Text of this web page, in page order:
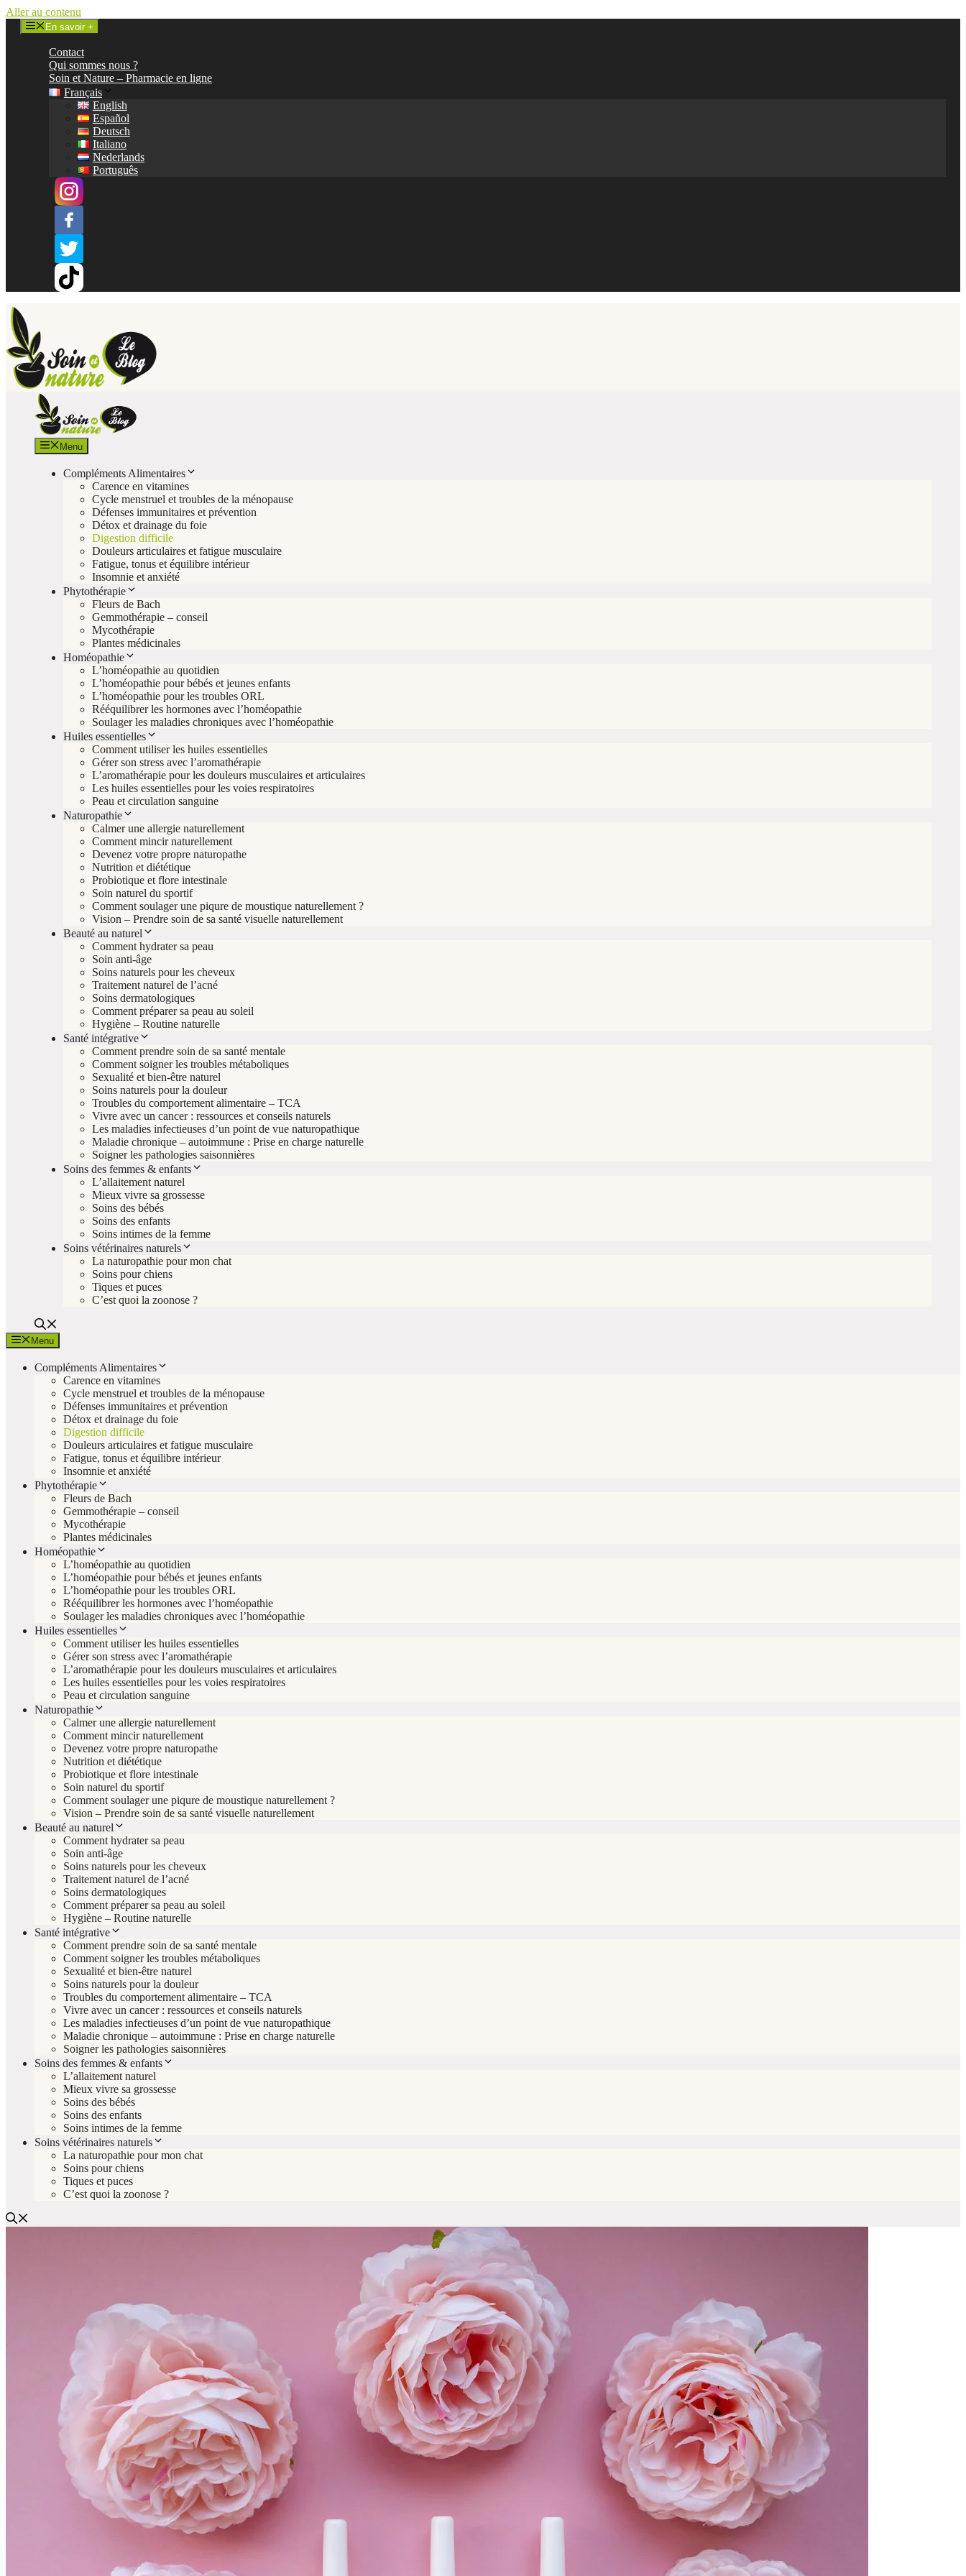
Aller au contenu
En savoir +
Contact
Qui sommes nous ?
Soin et Nature – Pharmacie en ligne
Français
English
Español
Deutsch
Italiano
Nederlands
Português
Menu
Compléments Alimentaires
Carence en vitamines
Cycle menstruel et troubles de la ménopause
Défenses immunitaires et prévention
Détox et drainage du foie
Digestion difficile
Douleurs articulaires et fatigue musculaire
Fatigue, tonus et équilibre intérieur
Insomnie et anxiété
Phytothérapie
Fleurs de Bach
Gemmothérapie – conseil
Mycothérapie
Plantes médicinales
Homéopathie
L’homéopathie au quotidien
L’homéopathie pour bébés et jeunes enfants
L’homéopathie pour les troubles ORL
Rééquilibrer les hormones avec l’homéopathie
Soulager les maladies chroniques avec l’homéopathie
Huiles essentielles
Comment utiliser les huiles essentielles
Gérer son stress avec l’aromathérapie
L’aromathérapie pour les douleurs musculaires et articulaires
Les huiles essentielles pour les voies respiratoires
Peau et circulation sanguine
Naturopathie
Calmer une allergie naturellement
Comment mincir naturellement
Devenez votre propre naturopathe
Nutrition et diététique
Probiotique et flore intestinale
Soin naturel du sportif
Comment soulager une piqure de moustique naturellement ?
Vision – Prendre soin de sa santé visuelle naturellement
Beauté au naturel
Comment hydrater sa peau
Soin anti-âge
Soins naturels pour les cheveux
Traitement naturel de l’acné
Soins dermatologiques
Comment préparer sa peau au soleil
Hygiène – Routine naturelle
Santé intégrative
Comment prendre soin de sa santé mentale
Comment soigner les troubles métaboliques
Sexualité et bien-être naturel
Soins naturels pour la douleur
Troubles du comportement alimentaire – TCA
Vivre avec un cancer : ressources et conseils naturels
Les maladies infectieuses d’un point de vue naturopathique
Maladie chronique – autoimmune : Prise en charge naturelle
Soigner les pathologies saisonnières
Soins des femmes & enfants
L’allaitement naturel
Mieux vivre sa grossesse
Soins des bébés
Soins des enfants
Soins intimes de la femme
Soins vétérinaires naturels
La naturopathie pour mon chat
Soins pour chiens
Tiques et puces
C’est quoi la zoonose ?
Menu
Compléments Alimentaires
Carence en vitamines
Cycle menstruel et troubles de la ménopause
Défenses immunitaires et prévention
Détox et drainage du foie
Digestion difficile
Douleurs articulaires et fatigue musculaire
Fatigue, tonus et équilibre intérieur
Insomnie et anxiété
Phytothérapie
Fleurs de Bach
Gemmothérapie – conseil
Mycothérapie
Plantes médicinales
Homéopathie
L’homéopathie au quotidien
L’homéopathie pour bébés et jeunes enfants
L’homéopathie pour les troubles ORL
Rééquilibrer les hormones avec l’homéopathie
Soulager les maladies chroniques avec l’homéopathie
Huiles essentielles
Comment utiliser les huiles essentielles
Gérer son stress avec l’aromathérapie
L’aromathérapie pour les douleurs musculaires et articulaires
Les huiles essentielles pour les voies respiratoires
Peau et circulation sanguine
Naturopathie
Calmer une allergie naturellement
Comment mincir naturellement
Devenez votre propre naturopathe
Nutrition et diététique
Probiotique et flore intestinale
Soin naturel du sportif
Comment soulager une piqure de moustique naturellement ?
Vision – Prendre soin de sa santé visuelle naturellement
Beauté au naturel
Comment hydrater sa peau
Soin anti-âge
Soins naturels pour les cheveux
Traitement naturel de l’acné
Soins dermatologiques
Comment préparer sa peau au soleil
Hygiène – Routine naturelle
Santé intégrative
Comment prendre soin de sa santé mentale
Comment soigner les troubles métaboliques
Sexualité et bien-être naturel
Soins naturels pour la douleur
Troubles du comportement alimentaire – TCA
Vivre avec un cancer : ressources et conseils naturels
Les maladies infectieuses d’un point de vue naturopathique
Maladie chronique – autoimmune : Prise en charge naturelle
Soigner les pathologies saisonnières
Soins des femmes & enfants
L’allaitement naturel
Mieux vivre sa grossesse
Soins des bébés
Soins des enfants
Soins intimes de la femme
Soins vétérinaires naturels
La naturopathie pour mon chat
Soins pour chiens
Tiques et puces
C’est quoi la zoonose ?